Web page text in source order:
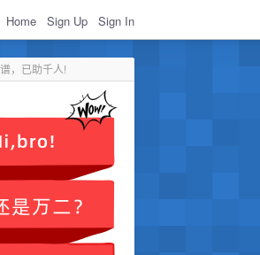
Home Sign Up Sign In
，已助千人!